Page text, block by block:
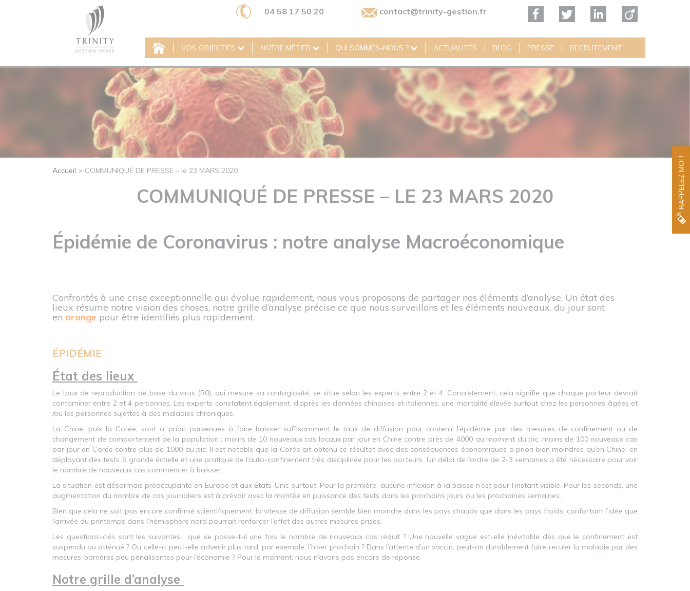
RAPPELEZ MOI !
04 58 17 50 20 contact@trinity-gestion.fr
VOS OBJECTIFS NOTRE MÉTIER QUI SOMMES-NOUS ? ACTUALITÉS BLOG PRESSE RECRUTEMENT
Accueil > COMMUNIQUÉ DE PRESSE – le 23 MARS 2020
COMMUNIQUÉ DE PRESSE – LE 23 MARS 2020
Épidémie de Coronavirus : notre analyse Macroéconomique
Confrontés à une crise exceptionnelle qui évolue rapidement, nous vous proposons de partager nos éléments d’analyse. Un état des
lieux résume notre vision des choses, notre grille d’analyse précise ce que nous surveillons et les éléments nouveaux. du jour sont
en orange pour être identifiés plus rapidement.
ÉPIDÉMIE
État des lieux
Le taux de reproduction de base du virus (R0), qui mesure sa contagiosité, se situe selon les experts entre 2 et 4. Concrètement, cela signifie que chaque porteur devrait
contaminer entre 2 et 4 personnes. Les experts constatent également, d’après les données chinoises et italiennes, une mortalité élevée surtout chez les personnes âgées et
/ou les personnes sujettes à des maladies chroniques.
La Chine, puis la Corée, sont a priori parvenues à faire baisser suffisamment le taux de diffusion pour contenir l’épidémie par des mesures de confinement ou de
changement de comportement de la population : moins de 10 nouveaux cas locaux par jour en Chine contre près de 4000 au moment du pic, moins de 100 nouveaux cas
par jour en Corée contre plus de 1000 au pic. Il est notable que la Corée ait obtenu ce résultat avec des conséquences économiques a priori bien moindres qu’en Chine, en
déployant des tests à grande échelle et une pratique de l’auto-confinement très disciplinée pour les porteurs. Un délai de l’ordre de 2-3 semaines a été nécessaire pour voir
le nombre de nouveaux cas commencer à baisser.
La situation est désormais préoccupante en Europe et aux États-Unis surtout. Pour la première, aucune inflexion à la baisse n’est pour l’instant visible. Pour les seconds, une
augmentation du nombre de cas journaliers est à prévoir avec la montée en puissance des tests dans les prochains jours ou les prochaines semaines.
Bien que cela ne soit pas encore confirmé scientifiquement, la vitesse de diffusion semble bien moindre dans les pays chauds que dans les pays froids, confortant l’idée que
l’arrivée du printemps dans l’hémisphère nord pourrait renforcer l’effet des autres mesures prises.
Les questions-clés sont les suivantes : que se passe-t-il une fois le nombre de nouveaux cas réduit ? Une nouvelle vague est-elle inévitable dès que le confinement est
suspendu ou atténué ? Ou celle-ci peut-elle advenir plus tard, par exemple, l’hiver prochain ? Dans l’attente d’un vaccin, peut-on durablement faire reculer la maladie par des
mesures-barrières peu pénalisantes pour l’économie ? Pour le moment, nous n’avons pas encore de réponse.
Notre grille d’analyse